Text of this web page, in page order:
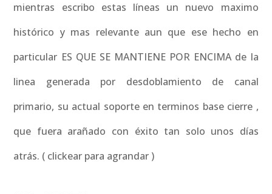
mientras escribo estas líneas un nuevo maximo
histórico y mas relevante aun que ese hecho en
particular ES QUE SE MANTIENE POR ENCIMA de la
linea generada por desdoblamiento de canal
primario, su actual soporte en terminos base cierre ,
que fuera arañado con éxito tan solo unos días
atrás. ( clickear para agrandar )